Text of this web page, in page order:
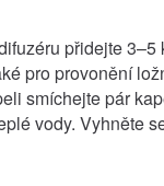
přidejte
pro provonění
smíchejte pár
vody. Vyhněte